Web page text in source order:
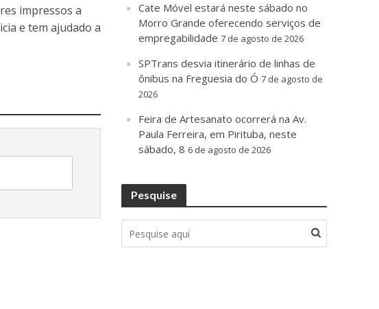
impressos a
e tem ajudado a
Cate Móvel estará neste sábado no
Morro Grande oferecendo serviços de
empregabilidade 7 de agosto de 2026
SPTrans desvia itinerário de linhas de
ônibus na Freguesia do Ó 7 de agosto de
2026
Feira de Artesanato ocorrerá na Av.
Paula Ferreira, em Pirituba, neste
sábado, 8 6 de agosto de 2026
Pesquise